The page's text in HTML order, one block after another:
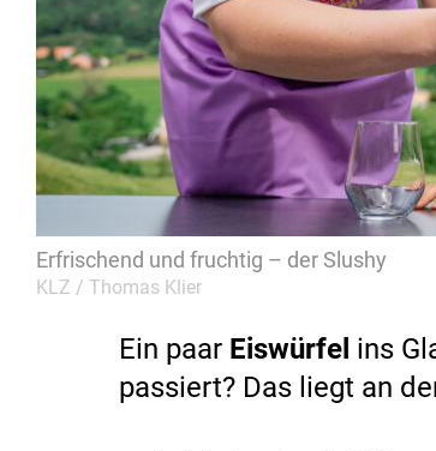
Erfrischend und fruchtig – der Slushy
KLZ / Thomas Klier
Ein paar Eiswürfel ins
passiert? Das liegt an